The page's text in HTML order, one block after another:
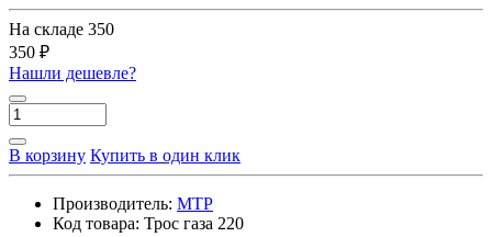
На складе 350
350 ₽
Нашли дешевле?
В корзину Купить в один клик
Производитель: МТР
Код товара: Трос газа 220